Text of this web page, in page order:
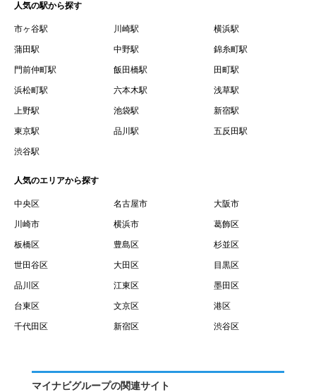
った場合の当該情報を意味します。
７.「本会員制度」とは、会員による本サービスの利用の促
進を目的とした会員制度を意味します。
借契約書およびオプション注文書を意味します。
９.「契約期間開始日」とは、定期建物賃貸借契約（以下
「賃貸借契約」と言います）の開始日のことで、利用者の
賃借権が発生する日を意味します。
するために、選んだ物件を保留することを意味します。
１１.「予約情報」とは、物件を予約するために必要な当社
所定の情報を意味します。物件情報や期間、オプション等
１２.「キャンセル」とは、賃貸借契約締結後から契約期間
開始日前までに、利用者が賃貸借契約を解除することを意
味します。
１３.「中途解約」とは、賃貸借契約期間の途中で、利用者
１.利用者は、本サービスを利用する上で次の各号に定める
人気の駅から探す
市ヶ谷駅 川崎駅 横浜駅
蒲田駅 中野駅 錦糸町駅
門前仲町駅 飯田橋駅 田町駅
浜松町駅 六本木駅 浅草駅
上野駅 池袋駅 新宿駅
東京駅 品川駅 五反田駅
渋谷駅
人気のエリアから探す
中央区 名古屋市 大阪市
川崎市 横浜市 葛飾区
板橋区 豊島区 杉並区
世田谷区 大田区 目黒区
品川区 江東区 墨田区
台東区 文京区 港区
千代田区 新宿区 渋谷区
マイナビグループの関連サイト